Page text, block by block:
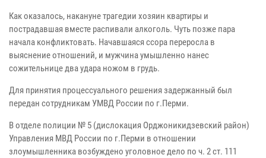
Как оказалось, накануне трагедии хозяин квартиры и
пострадавшая вместе распивали алкоголь. Чуть позже пара
начала конфликтовать. Начавшаяся ссора переросла в
выяснение отношений, и мужчина умышленно нанес
сожительнице два удара ножом в грудь.
Для принятия процессуального решения задержанный был
передан сотрудникам УМВД России по г.Перми.
В отделе полиции № 5 (дислокация Орджоникидзевский район)
Управления МВД России по г.Перми в отношении
злоумышленника возбуждено уголовное дело по ч. 2 ст. 111